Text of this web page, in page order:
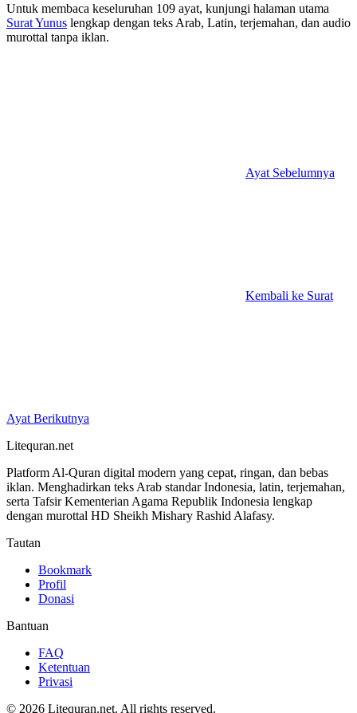
Untuk membaca keseluruhan 109 ayat, kunjungi halaman utama
Surat Yunus lengkap dengan teks Arab, Latin, terjemahan, dan audio
murottal tanpa iklan.
Ayat Sebelumnya
Kembali ke Surat
Ayat Berikutnya
Litequran.net
Platform Al-Quran digital modern yang cepat, ringan, dan bebas
iklan. Menghadirkan teks Arab standar Indonesia, latin, terjemahan,
serta Tafsir Kementerian Agama Republik Indonesia lengkap
dengan murottal HD Sheikh Mishary Rashid Alafasy.
Tautan
Bookmark
Profil
Donasi
Bantuan
FAQ
Ketentuan
Privasi
© 2026 Litequran.net. All rights reserved.